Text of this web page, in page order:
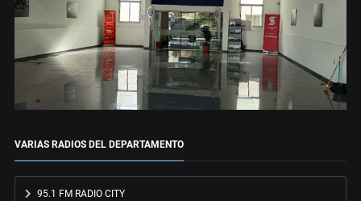
VARIAS RADIOS DEL DEPARTAMENTO
95.1 FM RADIO CITY